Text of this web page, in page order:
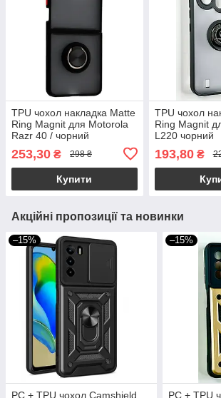
TPU чохол накладка Matte
Ring Magnit для Motorola
Razr 40 / чорний
253,30 ₴ 298 ₴
Купити
TPU чохол
Ring Magnit
L220 чорний
193,80₴
Акційні пропозиції та новинки
–15%
PC + TPU чохол Camshield
–15%
PC + TPU